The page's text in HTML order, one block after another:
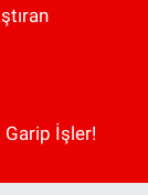
İşler!